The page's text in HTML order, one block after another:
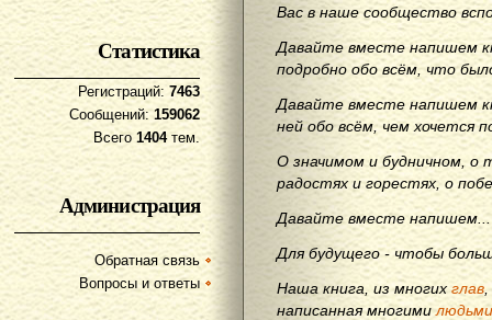
Статистика
Регистраций: 7463
Сообщений:159062
Всего 1404тем.
Администрация
Обратная связь
Вопросы и ответы
Вас в наше сообщество
Давайте вместе напишем
подробно обо всём, что
Давайте вместе напишем
ней обо всём, чем хочется
О значимом и будничном, о
радостях и горестях, о
Давайте вместе напишем...
Для будущего - чтобы
Наша книга, из многихглав
написанная многимилюдьми